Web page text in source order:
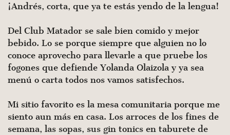
¡Andrés, corta, que ya te estás yendo de la lengua!
Del Club Matador se sale bien comido y mejor
bebido. Lo se porque siempre que alguien no lo
conoce aprovecho para llevarle a que pruebe los
fogones que defiende Yolanda Olaizola y ya sea
menú o carta todos nos vamos satisfechos.
Mi sitio favorito es la mesa comunitaria porque me
siento aun más en casa. Los arroces de los fines de
semana, las sopas, sus gin tonics en taburete de